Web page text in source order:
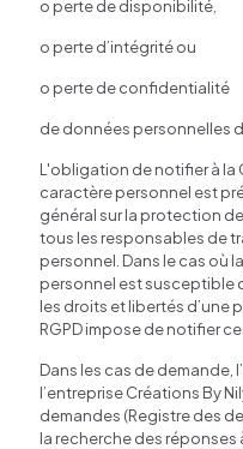
o perte de disponibilité,
o perte d’intégrité ou
o perte de confidentialité
de données personnelles
L'obligation de notifier à la
caractère personnel est
général sur la protection
tous les responsables de
personnel. Dans le cas où
personnel est susceptible
les droits et libertés d’une
RGPD impose de notifier
Dans les cas de
l’entreprise Créations By
demandes (Registre des
la recherche des